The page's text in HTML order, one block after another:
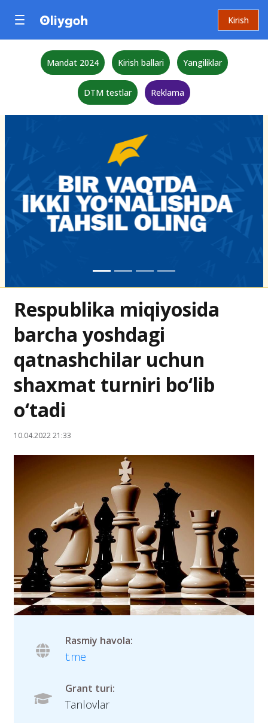
Kirish
Mandat 2024 Kirish ballari Yangiliklar
DTM testlar Reklama
Respublika miqiyosida
barcha yoshdagi
qatnashchilar uchun
shaxmat turniri bo‘lib
o‘tadi
10.04.2022 21:33
Rasmiy havola:
t.me
Grant turi:
Tanlovlar